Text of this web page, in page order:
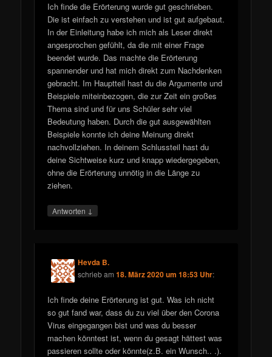
Ich finde die Erörterung wurde gut geschrieben.
Die ist einfach zu verstehen und ist gut aufgebaut.
In der Einleitung habe ich mich als Leser direkt
angesprochen gefühlt, da die mit einer Frage
beendet wurde. Das machte die Erörterung
spannender und hat mich direkt zum Nachdenken
gebracht. Im Hauptteil hast du die Argumente und
Beispiele miteinbezogen, die zur Zeit ein großes
Thema sind und für uns Schüler sehr viel
Bedeutung haben. Durch die gut ausgewählten
Beispiele konnte ich deine Meinung direkt
nachvollziehen. In deinem Schlussteil hast du
deine Sichtweise kurz und knapp wiedergegeben,
ohne die Erörterung unnötig in die Länge zu
ziehen.
Antworten ↓
Hevda B.
schriebam18. März 2020 um 18:53 Uhr:
Ich finde deine Erörterung ist gut. Was ich nicht
so gut fand war, dass du zu viel über den Corona
Virus eingegangen bist und was du besser
machen könntest ist, wenn du gesagt hättest was
passieren sollte oder könnte(z.B. ein Wunsch.. .).